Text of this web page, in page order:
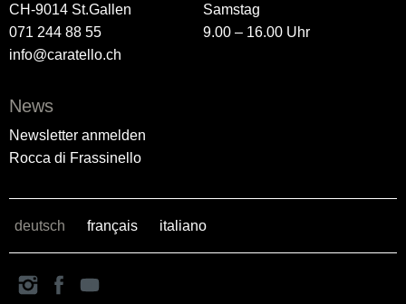
CH-9014 St.Gallen
071 244 88 55
info@caratello.ch
Samstag
9.00 – 16.00 Uhr
News
Newsletter anmelden
Rocca di Frassinello
deutsch français italiano